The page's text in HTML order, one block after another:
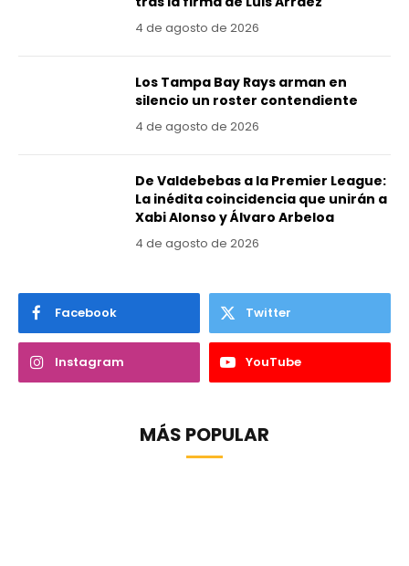
4 de agosto de 2026
Los Tampa Bay Rays arman en
silencio un roster contendiente
4 de agosto de 2026
De Valdebebas a la Premier League:
La inédita coincidencia que unirán a
Xabi Alonso y Álvaro Arbeloa
4 de agosto de 2026
Facebook Twitter
Instagram YouTube
MÁS POPULAR